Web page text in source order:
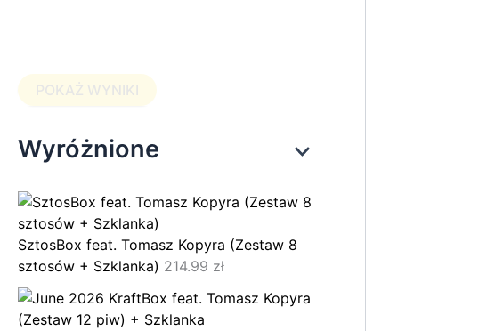
POKAŻ WYNIKI
Wyróżnione
SztosBox feat. Tomasz Kopyra (Zestaw 8
sztosów + Szklanka) 214.99 zł